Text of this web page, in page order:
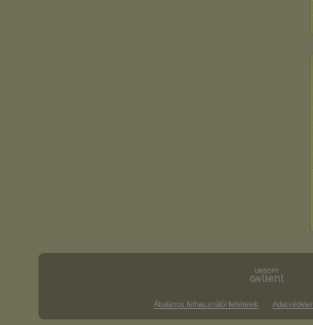
Általános felhasználói feltételek